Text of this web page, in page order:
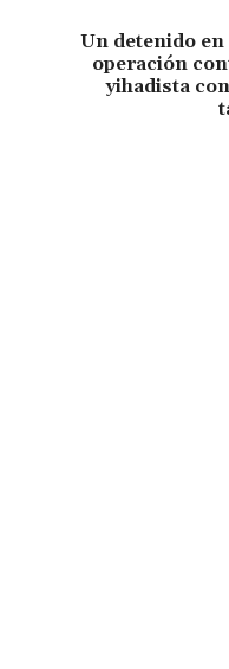
Un detenido
operación
yihadista